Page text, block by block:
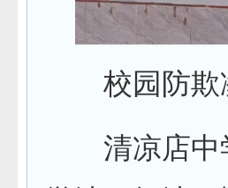
校园防欺
清凉店中